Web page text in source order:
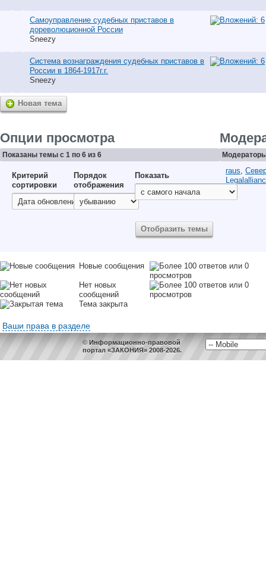
Самоуправление судебных приставов в
дореволюционной России
Sneezy
Система вознаграждения судебных приставов в
России в 1864-1917г.г.
Sneezy
Новая тема
Опции просмотра
Показаны темы с 1 по 6 из 6
Критерий
сортировки
Порядок
отображения
Показать
raus,
Новые сообщения
Нет новых
сообщений
Тема закрыта
Ваши права в разделе
© Информационно-правовой
портал «ЗАКОНИЯ» 2008-2026.